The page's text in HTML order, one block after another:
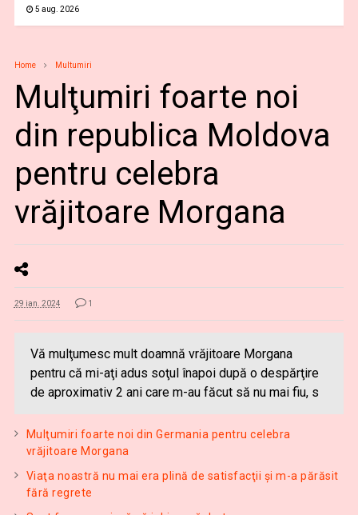
5 aug. 2026
Home Multumiri
Mulţumiri foarte noi
din republica Moldova
pentru celebra
vrăjitoare Morgana
29 ian. 2024 1
Vă mulţumesc mult doamnă vrăjitoare Morgana
pentru că mi-aţi adus soţul înapoi după o despărţire
de aproximativ 2 ani care m-au făcut să nu mai fiu, s
Mulţumiri foarte noi din Germania pentru celebra
vrăjitoare Morgana
Viaţa noastră nu mai era plină de satisfacţii și m-a părăsit
fără regrete